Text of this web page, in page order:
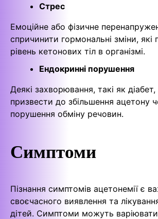
Стрес
Емоційне або фізичне
спричинити гормональні зміни, які
рівень кетонових тіл в організмі.
Ендокринні порушення
Деякі захворювання, такі як
призвести до збільшення ацетону
порушення обміну речовин.
Симптоми
Пізнання симптомів ацетонемії є
своєчасного виявлення та
дітей. Симптоми можуть